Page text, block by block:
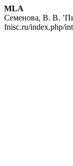
MLA
Семенова, В. В.
fnisc.ru/index.php/